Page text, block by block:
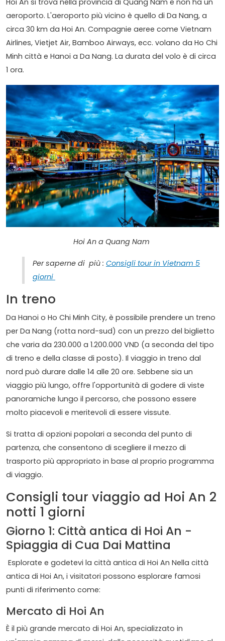
Hoi An si trova nella provincia di Quang Nam e non ha un
aeroporto. L'aeroporto più vicino è quello di Da Nang, a
circa 30 km da Hoi An. Compagnie aeree come Vietnam
Airlines, Vietjet Air, Bamboo Airways, ecc. volano da Ho Chi
Minh città e Hanoi a Da Nang. La durata del volo è di circa
1 ora.
Hoi An a Quang Nam
Per saperne di più : Consigli tour in Vietnam 5
giorni
In treno
Da Hanoi o Ho Chi Minh City, è possibile prendere un treno
per Da Nang (rotta nord-sud) con un prezzo del biglietto
che varia da 230.000 a 1.200.000 VND (a seconda del tipo
di treno e della classe di posto). Il viaggio in treno dal
nord può durare dalle 14 alle 20 ore. Sebbene sia un
viaggio più lungo, offre l'opportunità di godere di viste
panoramiche lungo il percorso, che possono essere
molto piacevoli e meritevoli di essere vissute.
Si tratta di opzioni popolari a seconda del punto di
partenza, che consentono di scegliere il mezzo di
trasporto più appropriato in base al proprio programma
di viaggio.
Consigli tour viaggio ad Hoi An 2
notti 1 giorni
Giorno 1: Città antica di Hoi An -
Spiaggia di Cua Dai Mattina
Esplorate e godetevi la città antica di Hoi An Nella città
antica di Hoi An, i visitatori possono esplorare famosi
punti di riferimento come:
Mercato di Hoi An
È il più grande mercato di Hoi An, specializzato in